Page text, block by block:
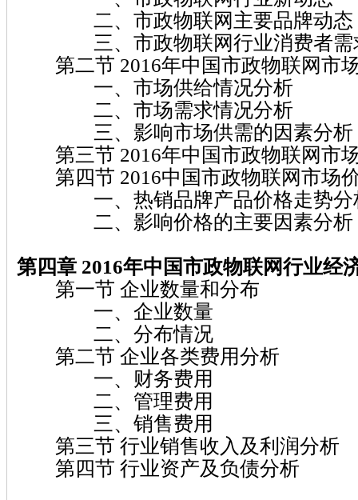
二、市政物联网主要品牌动态
三、市政物联网行业消费者需
第二节 2016年中国市政物联网市
一、市场供给情况分析
二、市场需求情况分析
三、影响市场供需的因素分析
第三节 2016年中国市政物联网市
第四节 2016中国市政物联网市场
一、热销品牌产品价格走势分
二、影响价格的主要因素分析
第四章 2016年中国市政物联网行业经
第一节 企业数量和分布
一、企业数量
二、分布情况
第二节 企业各类费用分析
一、财务费用
二、管理费用
三、销售费用
第三节 行业销售收入及利润分析
第四节 行业资产及负债分析